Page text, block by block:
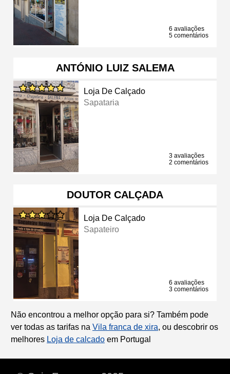
6 avaliações
5 comentários
ANTÓNIO LUIZ SALEMA
Loja De Calçado
Sapataria
3 avaliações
2 comentários
DOUTOR CALÇADA
Loja De Calçado
Sapateiro
6 avaliações
3 comentários
Não encontrou a melhor opção para si? Também pode
ver todas as tarifas na Vila franca de xira, ou descobrir os
melhores Loja de calcado em Portugal